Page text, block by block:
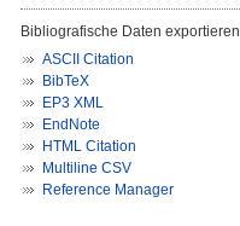
Bibliografische Daten exportieren
ASCII Citation
BibTeX
EP3 XML
EndNote
HTML Citation
Multiline CSV
Reference Manager